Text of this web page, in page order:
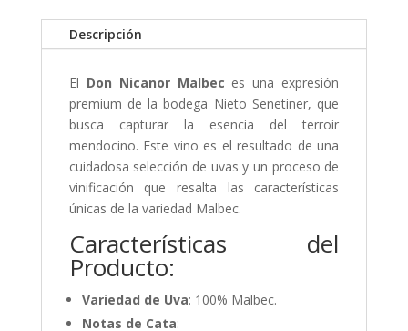
Descripción
El Don Nicanor Malbec es una expresión
premium de la bodega Nieto Senetiner, que
busca capturar la esencia del terroir
mendocino. Este vino es el resultado de una
cuidadosa selección de uvas y un proceso de
vinificación que resalta las características
únicas de la variedad Malbec.
Características del
Producto:
Variedad de Uva: 100% Malbec.
Notas de Cata: